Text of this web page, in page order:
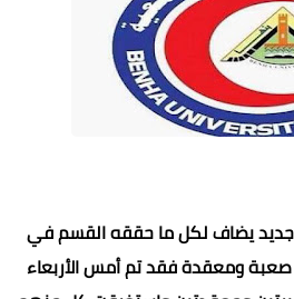
جديد يضاف لكل ما حققه القسم في
صعبة ومعقدة فقد تم أمس الأربعاء